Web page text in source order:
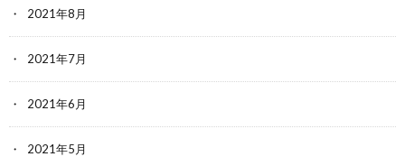
2021年8月
2021年7月
2021年6月
2021年5月